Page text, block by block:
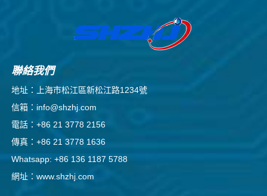
聯絡我們
地址：上海市松江區新松江路1234號
信箱：info@shzhj.com
電話：+86 21 3778 2156
傳真：+86 21 3778 1636
Whatsapp: +86 136 1187 5788
網址：www.shzhj.com